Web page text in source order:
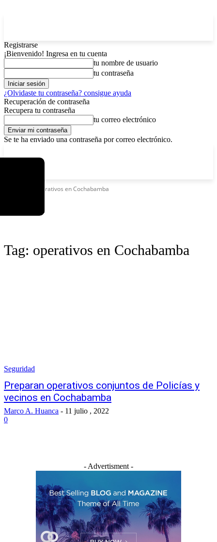
Registrarse
¡Bienvenido! Ingresa en tu cuenta
tu nombre de usuario
tu contraseña
¿Olvidaste tu contraseña? consigue ayuda
Recuperación de contraseña
Recupera tu contraseña
tu correo electrónico
Se te ha enviado una contraseña por correo electrónico.
Operativos en Cochabamba
Tag: operativos en Cochabamba
Seguridad
Preparan operativos conjuntos de Policías y
vecinos en Cochabamba
Marco A. Huanca - 11 julio , 2022
0
- Advertisment -